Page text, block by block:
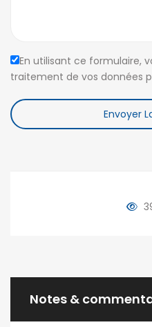
En utilisant ce formulaire,
traitement de vos données
Envoyer
Notes &